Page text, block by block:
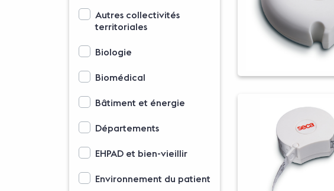
Options d'affichage des familles
Autres collectivités
territoriales
Biologie
Biomédical
Bâtiment et énergie
Départements
EHPAD et bien-vieillir
Environnement du patient